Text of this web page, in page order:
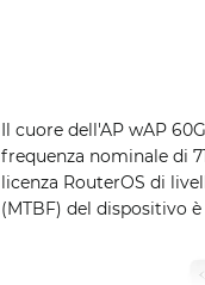
Il cuore dell'AP wAP
frequenza nominale di
licenza RouterOS di
(MTBF) del dispositivo